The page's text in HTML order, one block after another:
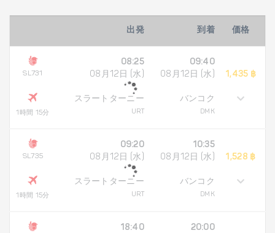
出発 到着 価格
SL731
1時間 15分
08:25
08月12日 (水)
スラートターニー
URT
09:40
08月12日 (水)
バンコク
DMK
1,435 ฿
SL735
1時間 15分
09:20
08月12日 (水)
スラートターニー
URT
10:35
08月12日 (水)
バンコク
DMK
1,528 ฿
18:40
20:00